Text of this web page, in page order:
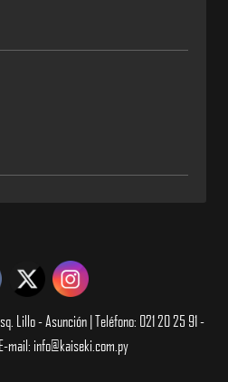
Lillo - Asunción | Teléfono: 021 20 25 91 -
mail: info@kaiseki.com.py